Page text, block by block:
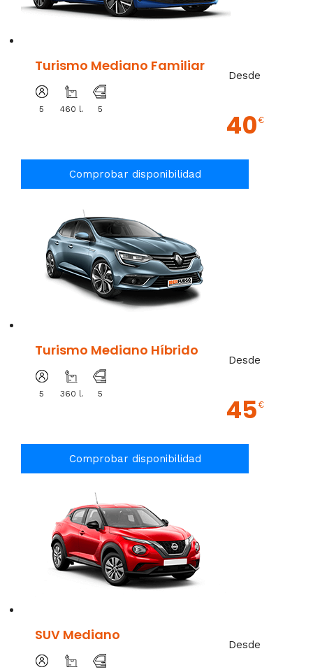
Turismo Mediano Familiar
5 460 l. 5
Desde
40 €
Comprobar disponibilidad
Turismo Mediano Híbrido
5 360 l. 5
Desde
45 €
Comprobar disponibilidad
SUV Mediano
Desde